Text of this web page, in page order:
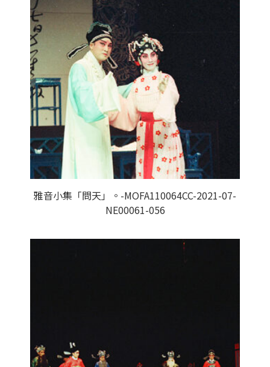
雅音小集「問天」。-MOFA110064CC-2021-07-
NE00061-056